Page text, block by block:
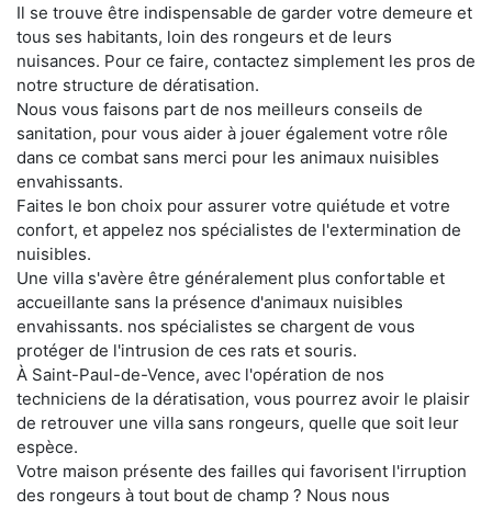
Il se trouve être indispensable de garder votre demeure et
tous ses habitants, loin des rongeurs et de leurs
nuisances. Pour ce faire, contactez simplement les pros de
notre structure de dératisation.
Nous vous faisons part de nos meilleurs conseils de
sanitation, pour vous aider à jouer également votre rôle
dans ce combat sans merci pour les animaux nuisibles
envahissants.
Faites le bon choix pour assurer votre quiétude et votre
confort, et appelez nos spécialistes de l'extermination de
nuisibles.
Une villa s'avère être généralement plus confortable et
accueillante sans la présence d'animaux nuisibles
envahissants. nos spécialistes se chargent de vous
protéger de l'intrusion de ces rats et souris.
À Saint-Paul-de-Vence, avec l'opération de nos
techniciens de la dératisation, vous pourrez avoir le plaisir
de retrouver une villa sans rongeurs, quelle que soit leur
espèce.
Votre maison présente des failles qui favorisent l'irruption
des rongeurs à tout bout de champ ? Nous nous